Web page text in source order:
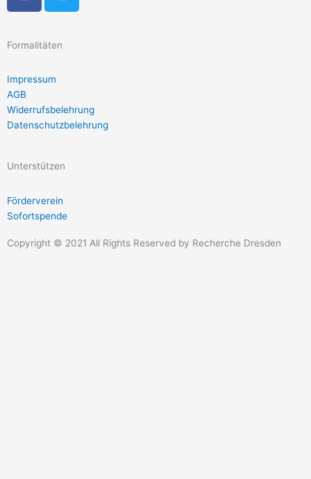
b
o
k
-
t
Formalitäten
Impressum
AGB
Widerrufsbelehrung
Datenschutzbelehrung
Unterstützen
Förderverein
Sofortspende
Copyright © 2021 All Rights Reserved by Recherche Dresden